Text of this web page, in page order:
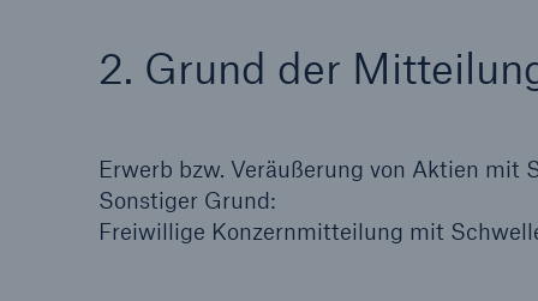
2. Grund der
Erwerb bzw. Veräußerung von Aktien mit
Sonstiger Grund:
Freiwillige Konzernmitteilung mit
Sachdeckung durch einen
Fakten